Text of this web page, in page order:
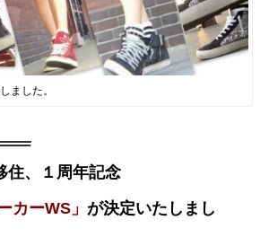
しました。
住、１周年記念
カーWS」 が決定いたしまし